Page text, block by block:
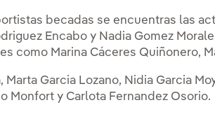
becadas se encuentras las
Encabo y Nadia Gomez
como Marina Cáceres Quiñonero,
Marta Garcia Lozano, Nidia Garcia
Monfort y Carlota Fernandez Osorio.